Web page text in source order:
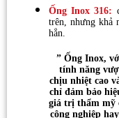
Ống Inox 316:
trên, nhưng khả
hẳn.
” Ống Inox,
tính năng
chịu nhiệt cao
chỉ đảm bảo
giá trị thẩm mỹ
công nghiệp